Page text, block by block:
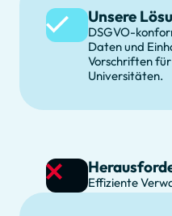
Unsere
DSGVO-
Daten und
Vorschriften für
Universitäten.
Effiziente